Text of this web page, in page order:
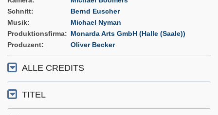
Schnitt
Bernd Euscher
Musik
Michael Nyman
Produktionsfirma
Monarda Arts GmbH (Halle (Saale))
Produzent
Oliver Becker
ALLE CREDITS
TITEL